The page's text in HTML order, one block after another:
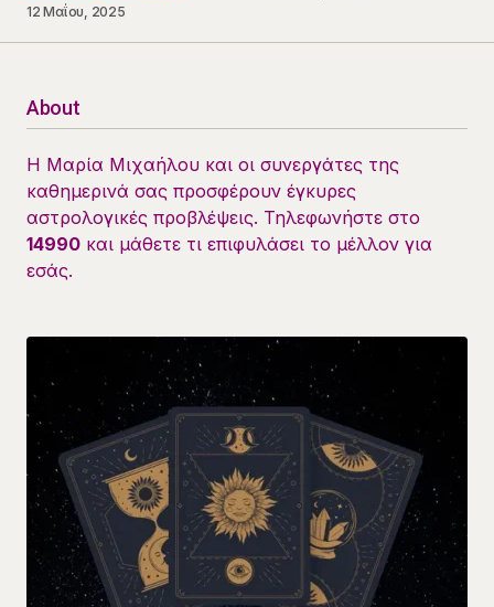
12 Μαΐου, 2025
About
Η Μαρία Μιχαήλου και οι συνεργάτες της
καθημερινά σας προσφέρουν έγκυρες
αστρολογικές προβλέψεις. Τηλεφωνήστε στο
14990 και μάθετε τι επιφυλάσει το μέλλον για
εσάς.